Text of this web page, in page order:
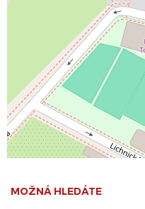
MOŽNÁ HLEDÁTE